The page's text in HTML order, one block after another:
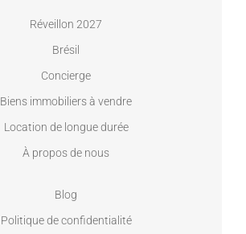
Réveillon 2027
Brésil
Concierge
Biens immobiliers à vendre
Location de longue durée
À propos de nous
Blog
Politique de confidentialité